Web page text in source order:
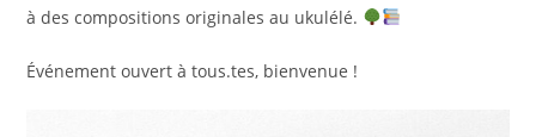
à des compositions originales au ukulélé.
Événement ouvert à tous.tes, bienvenue !